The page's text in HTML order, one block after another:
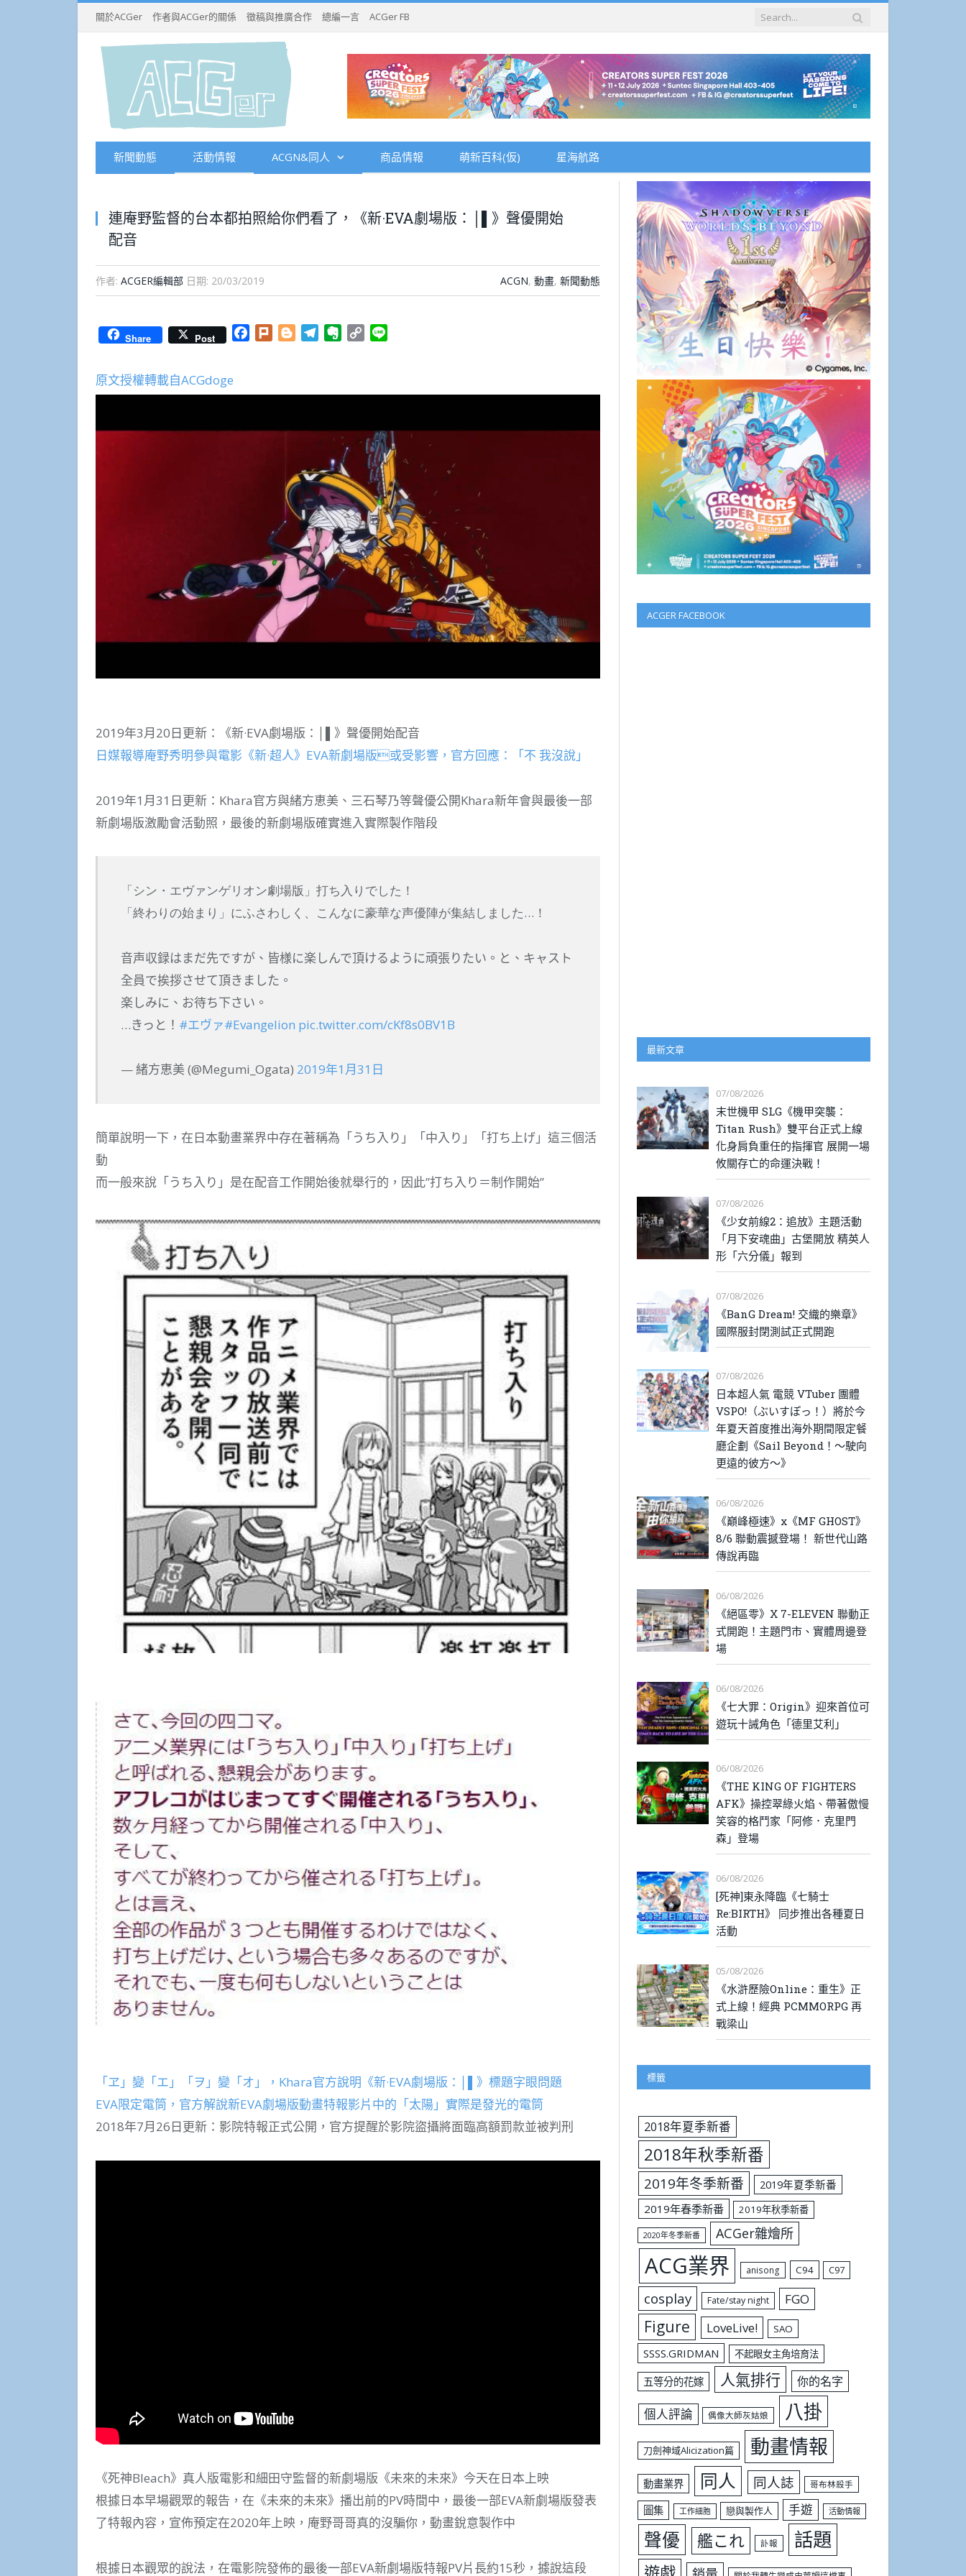
關於ACGer 作者與ACGer的關係 徵稿與推廣合作 總編一言 ACGer FB
新聞動態 活動情報 ACGN&同人 商品情報 萌新百科(仮) 星海航路
連庵野監督的台本都拍照給你們看了，《新·EVA劇場版：│▌》聲優開始
配音
作者: ACGER編輯部 日期: 20/03/2019 ACGN, 動畫, 新聞動態
Share Post Facebook
Plurk BloggerTelegramEvernote
Copy
原文授權轉載自ACGdoge
2019年3月20日更新：《新·EVA劇場版：│▌》聲優開始配音
日媒報導庵野秀明參與電影《新·超人》EVA新劇場版或受影響，官方回應：「不 我沒說」
2019年1月31日更新：Khara官方與緒方恵美、三石琴乃等聲優公開Khara新年會與最後一部
新劇場版激勵會活動照，最後的新劇場版確實進入實際製作階段
「シン・エヴァンゲリオン劇場版」打ち入りでした！
「終わりの始まり」にふさわしく、こんなに豪華な声優陣が集結しました…！
音声収録はまだ先ですが、皆様に楽しんで頂けるように頑張りたい。と、キャスト
全員で挨拶させて頂きました。
楽しみに、お待ち下さい。
…きっと！ #エヴァ#Evangelion pic.twitter.com/cKf8s0BV1B
— 緒方恵美 (@Megumi_Ogata) 2019年1月31日
簡單說明一下，在日本動畫業界中存在著稱為「うち入り」「中入り」「打ち上げ」這三個活
動
而一般來說「うち入り」是在配音工作開始後就舉行的，因此”打ち入り＝制作開始”
「ヱ」變「エ」「ヲ」變「オ」，Khara官方說明《新·EVA劇場版：│▌》標題字眼問題
EVA限定電筒，官方解說新EVA劇場版動畫特報影片中的「太陽」實際是發光的電筒
2018年7月26日更新：影院特報正式公開，官方提醒於影院盜攝將面臨高額罰款並被判刑
《死神Bleach》真人版電影和細田守監督的新劇場版《未來的未來》今天在日本上映
根據日本早場觀眾的報告，在《未來的未來》播出前的PV時間中，最後一部EVA新劇場版發表
了特報內容，宣佈預定在2020年上映，庵野哥哥真的沒騙你，動畫銳意製作中
根據日本觀眾的說法，在電影院發佈的最後一部EVA新劇場版特報PV片長約15秒，據說這段
ACGER FACEBOOK
最新文章
07/08/2026
末世機甲 SLG《機甲突襲：
Titan Rush》雙平台正式上線
化身肩負重任的指揮官 展開一場
攸關存亡的命運決戰！
07/08/2026
《少女前線2：追放》主題活動
「月下安魂曲」古堡開放 精英人
形「六分儀」報到
07/08/2026
《BanG Dream! 交織的樂章》
國際服封閉測試正式開跑
07/08/2026
日本超人氣 電競 VTuber 團體
VSPO!（ぶいすぽっ！）將於今
年夏天首度推出海外期間限定餐
廳企劃《Sail Beyond！～駛向
更遠的彼方～》
06/08/2026
《巔峰極速》x《MF GHOST》
8/6 聯動震撼登場！ 新世代山路
傳說再臨
06/08/2026
《絕區零》X 7-ELEVEN 聯動正
式開跑！主題門市、實體周邊登
場
06/08/2026
《七大罪：Origin》迎來首位可
遊玩十誡角色「德里艾利」
06/08/2026
《THE KING OF FIGHTERS
AFK》操控翠綠火焰、帶著傲慢
笑容的格鬥家「阿修．克里門
森」登場
06/08/2026
[死神]東永降臨《七騎士
Re:BIRTH》 同步推出各種夏日
活動
05/08/2026
《水滸歷險Online：重生》正
式上線！經典 PCMMORPG 再
戰梁山
標籤
2018年夏季新番
2018年秋季新番
2019年冬季新番
2019年夏季新番
2019年春季新番
2019年秋季新番
2020年冬季新番 ACGer雜燴所
ACG業界 anisong C94 C97
cosplay Fate/stay night FGO
Figure LoveLive! SAO
SSSS.GRIDMAN 不起眼女主角培育法
五等分的花嫁 人氣排行 你的名字
個人評論 偶像大師灰姑娘 八掛
刀劍神域Alicization篇 動畫情報
動畫業界 同人 同人誌 哥布林殺手
圖集 工作細胞 戀與製作人 手遊 活動情報
聲優 艦これ 訃報 話題